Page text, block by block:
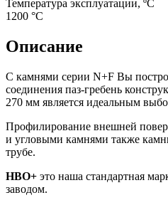
Температура эксплуатации, ºС
1200 °С
Описание
С камнями серии N+F Вы
соединения паз-гребень
270 мм является идеальным
Профилирование внешней
и угловыми камнями также
трубе.
HBO+ это наша стандартная
заводом.